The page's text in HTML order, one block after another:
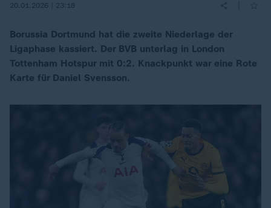
20.01.2026 | 23:18
Borussia Dortmund hat die zweite Niederlage der
Ligaphase kassiert. Der BVB unterlag in London
Tottenham Hotspur mit 0:2. Knackpunkt war eine Rote
Karte für Daniel Svensson.